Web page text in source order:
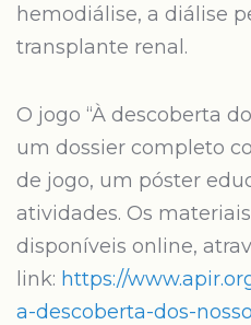
hemodiálise, a diálise
transplante renal.
O jogo “À descoberta
um dossier completo
de jogo, um póster
atividades. Os
disponíveis online,
link: https://
a-descoberta-dos-